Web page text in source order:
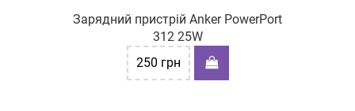
Зарядний пристрій Anker PowerPort
312 25W
250 грн